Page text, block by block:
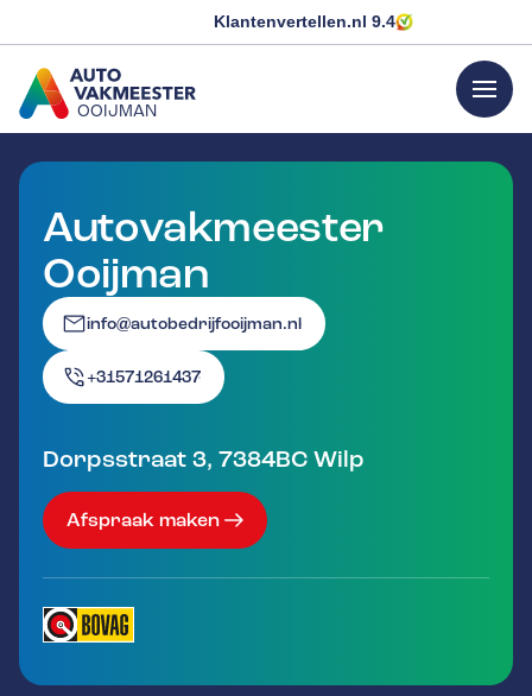
Klantenvertellen.nl 9.4
OOIJMAN
GA NAAR DE HOMEPAGINA
menu
Autovakmeester
Ooijman
info@autobedrijfooijman.nl
+31571261437
Dorpsstraat 3, 7384BC Wilp
Afspraak maken